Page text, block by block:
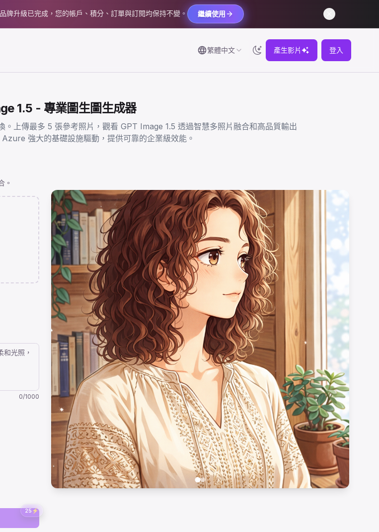
品牌升級已完成，您的帳戶、積分、訂單與訂閱均保持不變。 繼續使用
繁體中文 產生影片 登入
1.5 - 專業圖生圖生成器
上傳最多 5 張參考照片，觀看 GPT Image 1.5 透過智慧多照片融合和高品質輸出
強大的基礎設施驅動，提供可靠的企業級效能。
。
0/1000
25 ⚡